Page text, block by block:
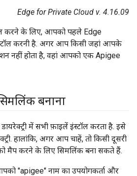
Edge for Private Cloud v. 4.16.09
करने के लिए, आपको पहले Edge
करनी है. अगर आप किसी जहां आपके
नहीं होता है, वहां आपको एक Apigee
बनाना
डायरेक्ट्री में सभी फ़ाइलें इंस्टॉल करता है. इसे
हालांकि, अगर आप चाहें, तो किसी दूसरी
मैप करने के लिए सिमलिंक बना सकते हैं.
"apigee" नाम का उपयोगकर्ता और